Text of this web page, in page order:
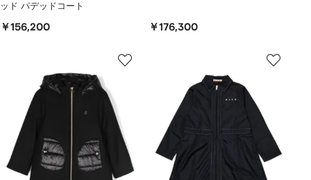
ッド パデッドコート
￥156,200 ￥176,300